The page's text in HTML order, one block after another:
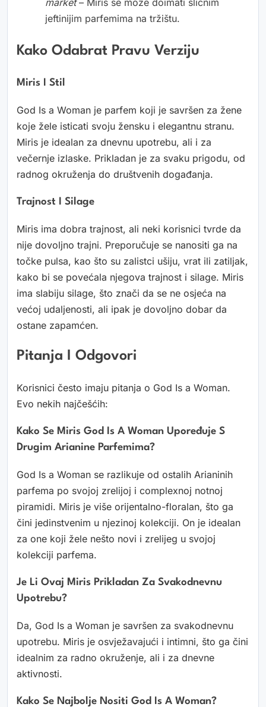
market– Miris se može doimati sličnim
jeftinijim parfemima na tržištu.
Kako Odabrat Pravu Verziju
Miris I Stil
God Is a Woman je parfem koji je savršen za žene
koje žele isticati svoju žensku i elegantnu stranu.
Miris je idealan za dnevnu upotrebu, ali i za
večernje izlaske. Prikladan je za svaku prigodu, od
radnog okruženja do društvenih događanja.
Trajnost I Silage
Miris ima dobra trajnost, ali neki korisnici tvrde da
nije dovoljno trajni. Preporučuje se nanositi ga na
točke pulsa, kao što su zalistci ušiju, vrat ili zatiljak,
kako bi se povećala njegova trajnost i silage. Miris
ima slabiju silage, što znači da se ne osjeća na
većoj udaljenosti, ali ipak je dovoljno dobar da
ostane zapamćen.
Pitanja I Odgovori
Korisnici često imaju pitanja o God Is a Woman.
Evo nekih najčešćih:
Kako Se Miris God Is A Woman Upoređuje S
Drugim Arianine Parfemima?
God Is a Woman se razlikuje od ostalih Arianinih
parfema po svojoj zrelijoj i complexnoj notnoj
piramidi. Miris je više orijentalno-floralan, što ga
čini jedinstvenim u njezinoj kolekciji. On je idealan
za one koji žele nešto novi i zrelijeg u svojoj
kolekciji parfema.
Je Li Ovaj Miris Prikladan Za Svakodnevnu
Upotrebu?
Da, God Is a Woman je savršen za svakodnevnu
upotrebu. Miris je osvježavajući i intimni, što ga čini
idealnim za radno okruženje, ali i za dnevne
aktivnosti.
Kako Se Najbolje Nositi God Is A Woman?